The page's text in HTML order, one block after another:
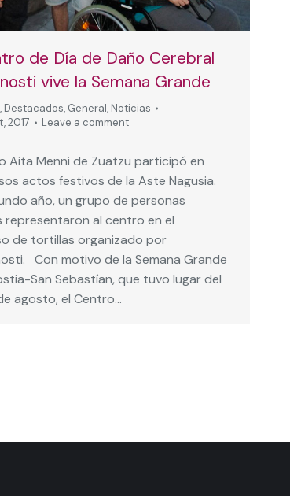
de Día de Daño Cerebral
vive la Semana Grande
, Destacados, General, Noticias
2017
Leave a comment
Aita Menni de Zuatzu participó en
actos festivos de la Aste Nagusia.
año, un grupo de personas
representaron al centro en el
de tortillas organizado por
Con motivo de la Semana Grande
San Sebastían, que tuvo lugar del
agosto, el Centro…